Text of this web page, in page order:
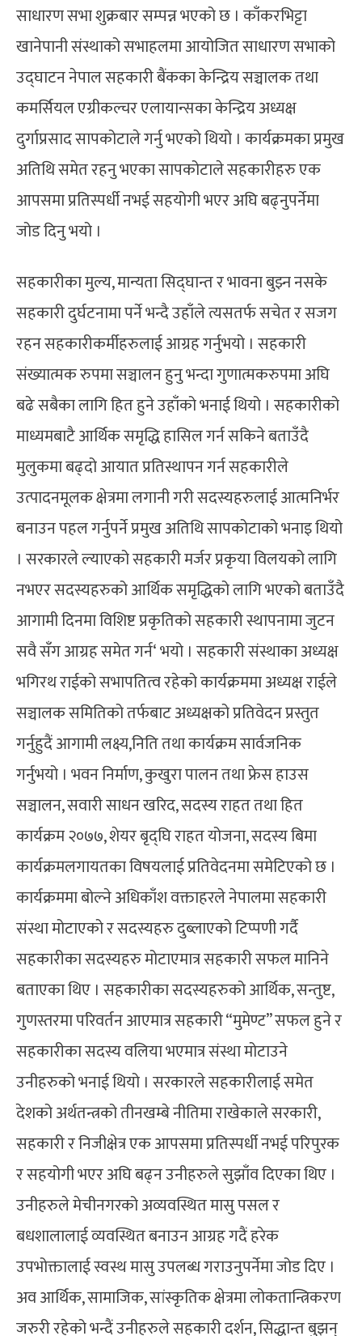
साधारण सभा शुक्रबार सम्पन्न भएको छ । काँकरभिट्टा
खानेपानी संस्थाको सभाहलमा आयोजित साधारण सभाको
उद्घाटन नेपाल सहकारी बैंकका केन्द्रिय सञ्चालक तथा
कमर्सियल एग्रीकल्चर एलायान्सका केन्द्रिय अध्यक्ष
दुर्गाप्रसाद सापकोटाले गर्नु भएको थियो । कार्यक्रमका प्रमुख
अतिथि समेत रहनु भएका सापकोटाले सहकारीहरु एक
आपसमा प्रतिस्पर्धी नभई सहयोगी भएर अघि बढ्नुपर्नेमा
जोड दिनु भयो ।
सहकारीका मुल्य, मान्यता सिद्घान्त र भावना बुझ्न नसके
सहकारी दुर्घटनामा पर्ने भन्दै उहाँले त्यसतर्फ सचेत र सजग
रहन सहकारीकर्मीहरुलाई आग्रह गर्नुभयो । सहकारी
संख्यात्मक रुपमा सञ्चालन हुनु भन्दा गुणात्मकरुपमा अघि
बढे सबैका लागि हित हुने उहाँको भनाई थियो । सहकारीको
माध्यमबाटै आर्थिक समृद्धि हासिल गर्न सकिने बताउँदै
मुलुकमा बढ्दो आयात प्रतिस्थापन गर्न सहकारीले
उत्पादनमूलक क्षेत्रमा लगानी गरी सदस्यहरुलाई आत्मनिर्भर
बनाउन पहल गर्नुपर्ने प्रमुख अतिथि सापकोटाको भनाइ थियो
। सरकारले ल्याएको सहकारी मर्जर प्रकृया विलयको लागि
नभएर सदस्यहरुको आर्थिक समृद्धिको लागि भएको बताउँदै
आगामी दिनमा विशिष्ट प्रकृतिको सहकारी स्थापनामा जुटन
सवै सँग आग्रह समेत गर्न‘ भयो । सहकारी संस्थाका अध्यक्ष
भगिरथ राईको सभापतित्व रहेको कार्यक्रममा अध्यक्ष राईले
सञ्चालक समितिको तर्फबाट अध्यक्षको प्रतिवेदन प्रस्तुत
गर्नुहुदैं आगामी लक्ष्य,निति तथा कार्यक्रम सार्वजनिक
गर्नुभयो । भवन निर्माण, कुखुरा पालन तथा फ्रेस हाउस
सञ्चालन, सवारी साधन खरिद, सदस्य राहत तथा हित
कार्यक्रम २०७७, शेयर बृद्घि राहत योजना, सदस्य बिमा
कार्यक्रमलगायतका विषयलाई प्रतिवेदनमा समेटिएको छ ।
कार्यक्रममा बोल्ने अधिकाँश वक्ताहरले नेपालमा सहकारी
संस्था मोटाएको र सदस्यहरु दुब्लाएको टिप्पणी गर्दै
सहकारीका सदस्यहरु मोटाएमात्र सहकारी सफल मानिने
बताएका थिए । सहकारीका सदस्यहरुको आर्थिक, सन्तुष्ट,
गुणस्तरमा परिवर्तन आएमात्र सहकारी “मुमेण्ट” सफल हुने र
सहकारीका सदस्य वलिया भएमात्र संस्था मोटाउने
उनीहरुको भनाई थियो । सरकारले सहकारीलाई समेत
देशको अर्थतन्त्रको तीनखम्बे नीतिमा राखेकाले सरकारी,
सहकारी र निजीक्षेत्र एक आपसमा प्रतिस्पर्धी नभई परिपुरक
र सहयोगी भएर अघि बढ्न उनीहरुले सुझाँव दिएका थिए ।
उनीहरुले मेचीनगरको अव्यवस्थित मासु पसल र
बधशालालाई व्यवस्थित बनाउन आग्रह गदैं हरेक
उपभोक्तालाई स्वस्थ मासु उपलब्ध गराउनुपर्नेमा जोड दिए ।
अव आर्थिक, सामाजिक, सांस्कृतिक क्षेत्रमा लोकतान्त्रिकरण
जरुरी रहेको भन्दैं उनीहरुले सहकारी दर्शन, सिद्धान्त बुझन्